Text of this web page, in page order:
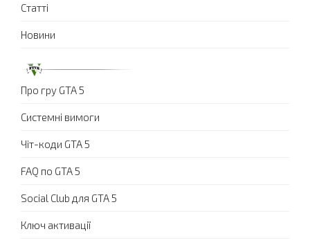
Статті
Новини
Про гру GTA 5
Системні вимоги
Чіт-коди GTA 5
FAQ по GTA 5
Social Club для GTA 5
Ключ активації